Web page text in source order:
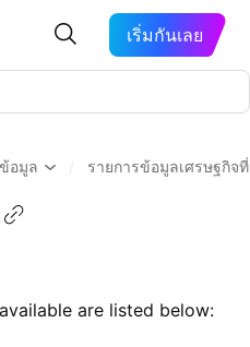
เริ่มกันเลย
ข้อมูล รายการข้อมูลเศรษฐกิจ
are listed below: